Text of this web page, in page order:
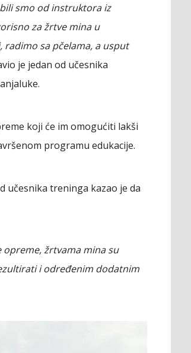
smo od instruktora iz
za žrtve mina u
sa pčelama, a usput
je jedan od učesnika
koji će im omogućiti lakši
programu edukacije.
učesnika treninga kazao je da
opreme, žrtvama mina su
i određenim dodatnim